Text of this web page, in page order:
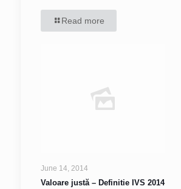
Read more
June 14, 2014
Valoare justă – Definitie IVS 2014